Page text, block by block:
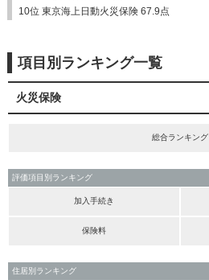
10位 東京海上日動火災保険 67.9点
項目別ランキング一覧
火災保険
総合ランキング
評価項目別ランキング
加入手続き
保険料
住居別ランキング